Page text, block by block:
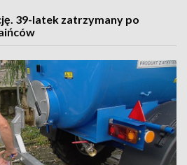
39-latek zatrzymany po